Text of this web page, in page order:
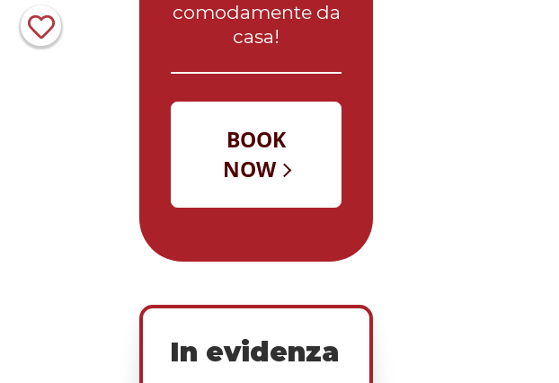
comodamente da
casa!
In evidenza